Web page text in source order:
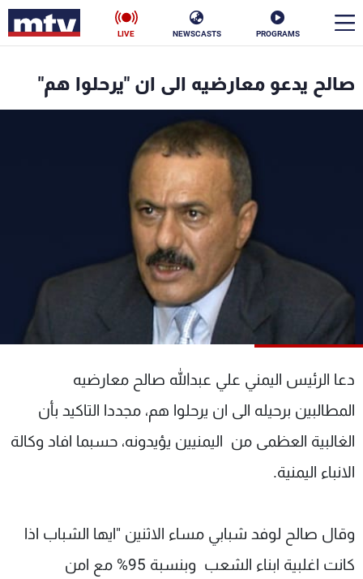
PROGRAMS
NEWSCASTS
LIVE
صالح يدعو معارضيه الى ان "يرحلوا هم"
دعا الرئيس اليمني علي عبدالله صالح معارضيه
المطالبين برحيله الى ان يرحلوا هم، مجددا التاكيد بأن
الغالبية العظمى من اليمنيين يؤيدونه، حسبما افاد وكالة
الانباء اليمنية.
وقال صالح لوفد شبابي مساء الاثنين "ايها الشباب اذا
كانت اغلبية ابناء الشعب وبنسبة 95% مع امن
الأخبار
ناس
فن
رياضة
كأس العالم
البرامج
شاهد البرامج
الترددات
الإنـتـاج